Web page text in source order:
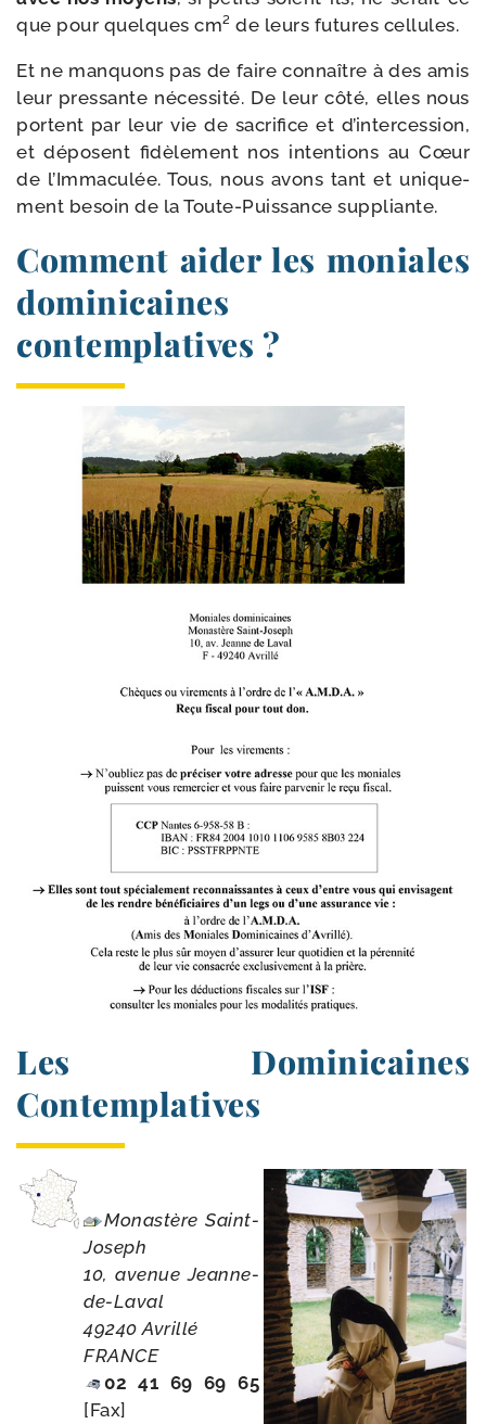
que pour quelques cm² de leurs futures cellules.
Et ne man­quons pas de faire connaître à des amis
leur pres­sante néces­si­té. De leur côté, elles nous
portent par leur vie de sacri­fice et d’in­ter­ces­sion,
et déposent fidè­le­ment nos inten­tions au Cœur
de l’Immaculée. Tous, nous avons tant et uni­que­
ment besoin de la Toute-​Puissance suppliante.
Comment aider les moniales
dominicaines
contemplatives ?
Les Dominicaines
Contemplatives
Monastère Saint-​
Joseph
10, ave­nue Jeanne-
de-Laval
49240 Avrillé
FRANCE
02 41 69 69 65
[Fax]